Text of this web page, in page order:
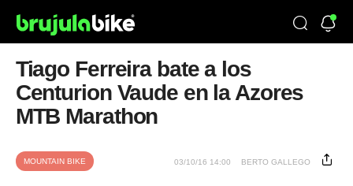
Tiago Ferreira bate a los
Centurion Vaude en la Azores
MTB Marathon
MOUNTAIN BIKE 03/10/16 14:00 BERTO GALLEGO